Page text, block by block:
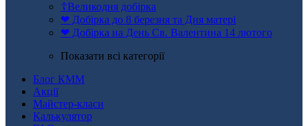
☦Великодня добірка
❤ Добірка до 8 березня та Дня матері
❤ Добірка на День Св. Валентина 14 лютого
Показати всі категорії
Блог КММ
Акції
Майстер-класи
Калькулятор